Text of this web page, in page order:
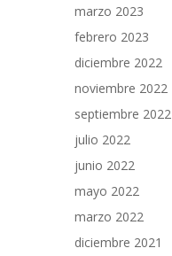
marzo 2023
febrero 2023
diciembre 2022
noviembre 2022
septiembre 2022
julio 2022
junio 2022
mayo 2022
marzo 2022
diciembre 2021